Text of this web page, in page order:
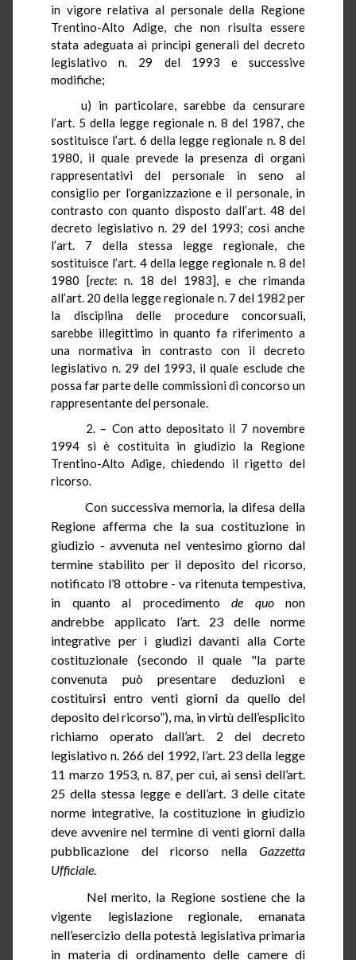
in vigore relativa al personale della Regione
Trentino-Alto Adige, che non risulta essere
stata adeguata ai principi generali del decreto
legislativo n. 29 del 1993 e successive
modifiche;
u) in particolare, sarebbe da censurare
l’art. 5 della legge regionale n. 8 del 1987, che
sostituisce l’art. 6 della legge regionale n. 8 del
1980, il quale prevede la presenza di organi
rappresentativi del personale in seno al
consiglio per l’organizzazione e il personale, in
contrasto con quanto disposto dall’art. 48 del
decreto legislativo n. 29 del 1993; così anche
l’art. 7 della stessa legge regionale, che
sostituisce l’art. 4 della legge regionale n. 8 del
1980 [recte: n. 18 del 1983], e che rimanda
all’art. 20 della legge regionale n. 7 del 1982 per
la disciplina delle procedure concorsuali,
sarebbe illegittimo in quanto fa riferimento a
una normativa in contrasto con il decreto
legislativo n. 29 del 1993, il quale esclude che
possa far parte delle commissioni di concorso un
rappresentante del personale.
2. – Con atto depositato il 7 novembre
1994 si è costituita in giudizio la Regione
Trentino-Alto Adige, chiedendo il rigetto del
ricorso.
Con successiva memoria, la difesa della
Regione afferma che la sua costituzione in
giudizio - avvenuta nel ventesimo giorno dal
termine stabilito per il deposito del ricorso,
notificato l’8 ottobre - va ritenuta tempestiva,
in quanto al procedimento de quonon
andrebbe applicato l’art. 23 delle norme
integrative per i giudizi davanti alla Corte
costituzionale (secondo il quale "la parte
convenuta può presentare deduzioni e
costituirsi entro venti giorni da quello del
deposito del ricorso”), ma, in virtù dell’esplicito
richiamo operato dall’art. 2 del decreto
legislativo n. 266 del 1992, l’art. 23 della legge
11 marzo 1953, n. 87, per cui, ai sensi dell’art.
25 della stessa legge e dell’art. 3 delle citate
norme integrative, la costituzione in giudizio
deve avvenire nel termine di venti giorni dalla
pubblicazione del ricorso nella Gazzetta
Ufficiale
Nel merito, la Regione sostiene che la
vigente legislazione regionale, emanata
nell’esercizio della potestà legislativa primaria
in materia di ordinamento delle camere di